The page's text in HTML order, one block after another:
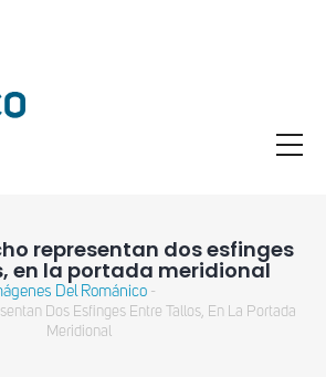
representan dos esfinges
en la portada meridional
Del Románico -
Dos Esfinges Entre Tallos, En La Portada
Meridional